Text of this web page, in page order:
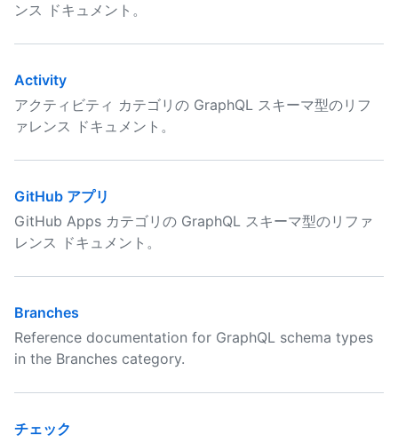
ンス ドキュメント。
Activity
アクティビティ カテゴリの GraphQL スキーマ型のリフ
ァレンス ドキュメント。
GitHub アプリ
GitHub Apps カテゴリの GraphQL スキーマ型のリファ
レンス ドキュメント。
Branches
Reference documentation for GraphQL schema types
in the Branches category.
チェック